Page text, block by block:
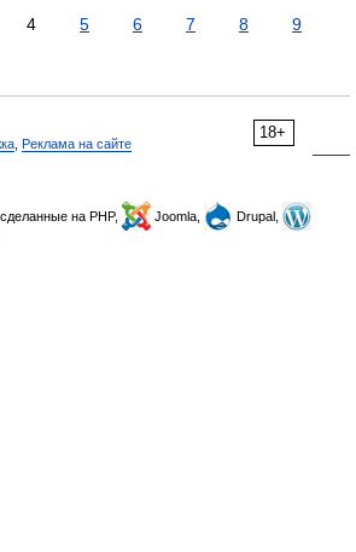
4 5 6 7 8
9
18+
Реклама на сайте
, сделанные на PHP, Joomla,
Drupal,